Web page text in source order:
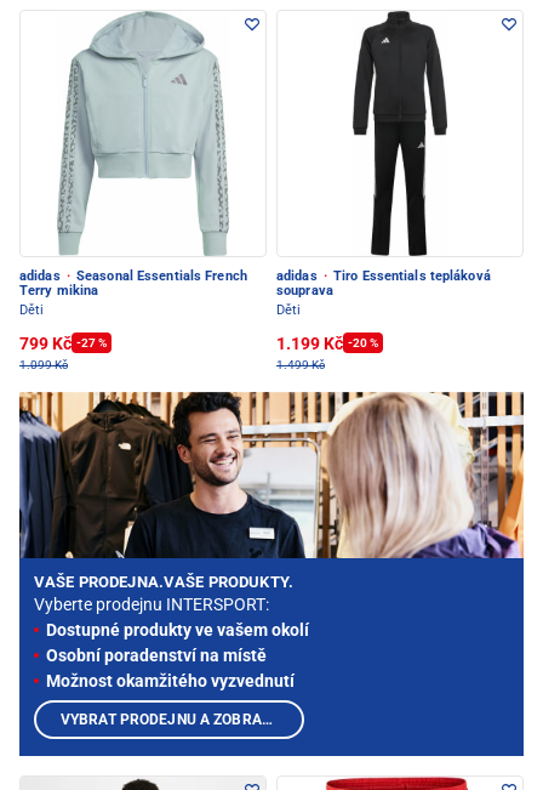
adidas · Seasonal Essentials French
Terry mikina
Děti
799 Kč -27 %
1.099 Kč
adidas · Tiro Essentials tepláková
souprava
Děti
1.199 Kč -20 %
1.499 Kč
VAŠE PRODEJNA.VAŠE PRODUKTY.
Vyberte prodejnu INTERSPORT:
Dostupné produkty ve vašem okolí
Osobní poradenství na místě
Možnost okamžitého vyzvednutí
VYBRAT PRODEJNU A ZOBRAZIT PRODUKTY